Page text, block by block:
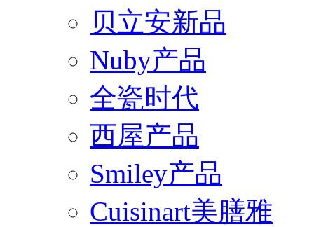
贝立安新品
Nuby产品
全瓷时代
西屋产品
Smiley产品
Cuisinart美膳雅